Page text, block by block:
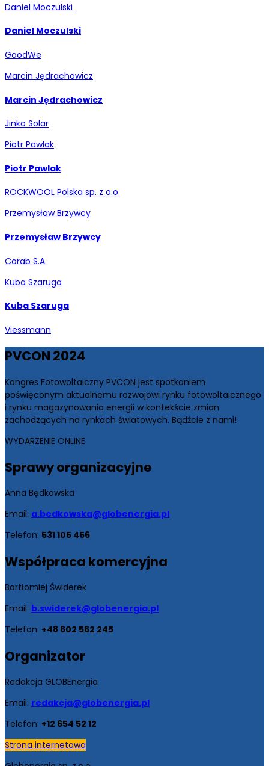
Daniel Moczulski
Daniel Moczulski
GoodWe
Marcin Jędrachowicz
Marcin Jędrachowicz
Jinko Solar
Piotr Pawlak
Piotr Pawlak
ROCKWOOL Polska sp. z o.o.
Przemysław Brzywcy
Przemysław Brzywcy
Corab S.A.
Kuba Szaruga
Kuba Szaruga
Viessmann
PVCON 2024
Kongres Fotowoltaiczny PVCON jest spotkaniem
poświęconym aktualnemu rozwojowi rynku fotowoltaicznego
i rynku magazynowania energii w kontekście zmian
zachodzących na rynkach światowych. Bądźcie z nami!
WYDARZENIE ONLINE
Sprawyorganizacyjne
Anna Będkowska
Email: a.bedkowska@globenergia.pl
Telefon: 531 105 456
Współpraca komercyjna
Bartłomiej Świderek
Email: b.swiderek@globenergia.pl
Telefon: +48 602 562 245
Organizator
Redakcja GLOBEnergia
Email: redakcja@globenergia.pl
Telefon: +12 654 52 12
Strona internetowa